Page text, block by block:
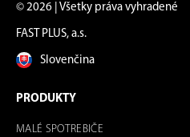
© 2026 | Všetky práva vyhradené
FAST PLUS, a.s.
Slovenčina
PRODUKTY
MALÉ SPOTREBIČE